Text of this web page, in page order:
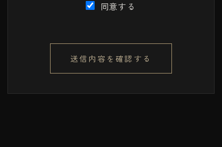
同意する
送信内容を確認する